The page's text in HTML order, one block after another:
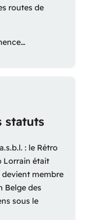
routes de
statuts
: le Rétro
Lorrain était
membre
Belge des
sous le